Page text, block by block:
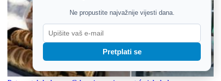
Ne propustite najvažnije vijesti dana.
Pretplati se